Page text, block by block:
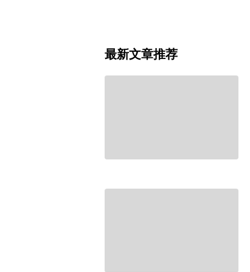
最新文章推荐